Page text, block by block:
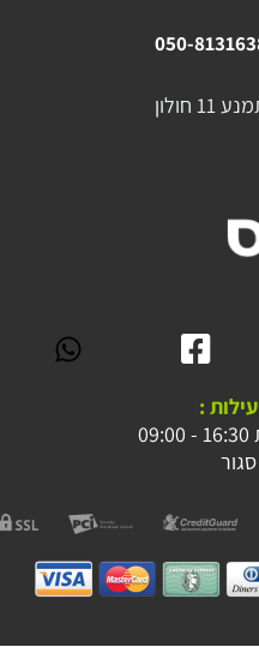
050-
11 חולון
:
סגור